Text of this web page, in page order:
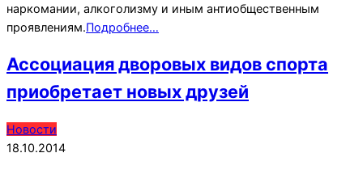
наркомании, алкоголизму и иным антиобщественным
проявлениям.Подробнее…
Ассоциация дворовых видов спорта
приобретает новых друзей
2014-
10-
Новости
18.10.2014